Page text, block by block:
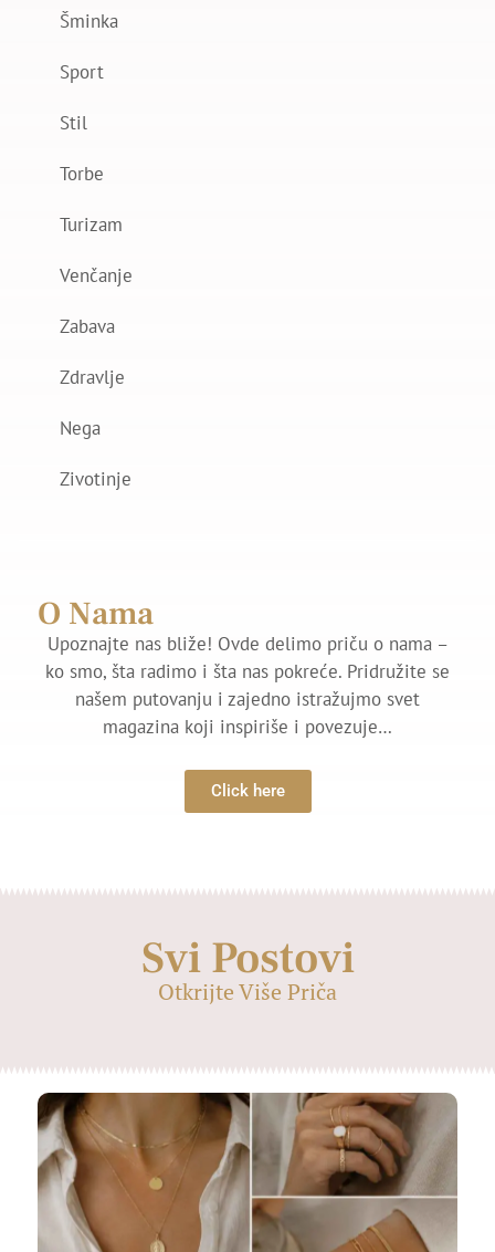
Šminka
Sport
Stil
Torbe
Turizam
Venčanje
Zabava
Zdravlje
Nega
Zivotinje
O Nama
Upoznajte nas bliže! Ovde delimo priču o nama –
ko smo, šta radimo i šta nas pokreće. Pridružite se
našem putovanju i zajedno istražujmo svet
magazina koji inspiriše i povezuje…
Click here
Svi Postovi
Otkrijte Više Priča